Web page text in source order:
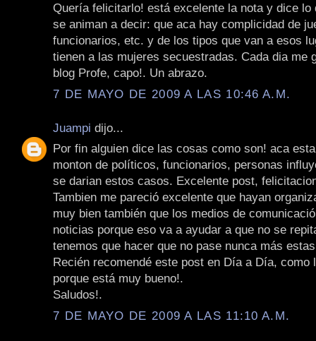
Quería felicitarlo! está excelente la nota y dice lo
se animan a decir: que aca hay complicidad de
funcionarios, etc. y de los tipos que van a esos
tienen a las mujeres secuestradas. Cada dia me
blog Profe, capo!. Un abrazo.
7 DE MAYO DE 2009 A LAS 10:46 A.M.
Juampi dijo...
Por fin alguien dice las cosas como son! aca
monton de políticos, funcionarios, personas
se darian estos casos. Excelente post,
Tambien me pareció excelente que hayan
muy bien también que los medios de
noticias porque eso va a ayudar a que no se
tenemos que hacer que no pase nunca más
Recién recomendé este post en Día a Día, como
porque está muy bueno!.
Saludos!.
7 DE MAYO DE 2009 A LAS 11:10 A.M.